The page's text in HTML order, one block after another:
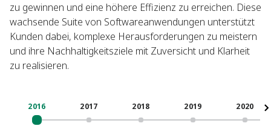
zu gewinnen und eine höhere Effizienz zu erreichen. Diese
wachsende Suite von Softwareanwendungen unterstützt
Kunden dabei, komplexe Herausforderungen zu meistern
und ihre Nachhaltigkeitsziele mit Zuversicht und Klarheit
zu realisieren.​
2016​ 2017 2018​ 2019​ 2020​